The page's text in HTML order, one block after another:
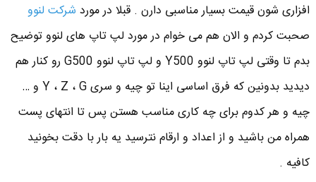
افزاری شون قیمت بسیار مناسبی دارن . قبلا در مورد شرکت لنوو
صحبت کردم و الان هم می خوام در مورد لپ تاپ های لنوو توضیح
بدم تا وقتی لپ تاپ لنوو Y500 و لپ تاپ لنوو G500 رو کنار هم
دیدید بدونین که فرق اساسی اینا تو چیه و سری Y ، Z ، G و …
چیه و هر کدوم برای چه کاری مناسب هستن پس تا انتهای پست
همراه من باشید و از اعداد و ارقام نترسید یه بار با دقت بخونید
کافیه .